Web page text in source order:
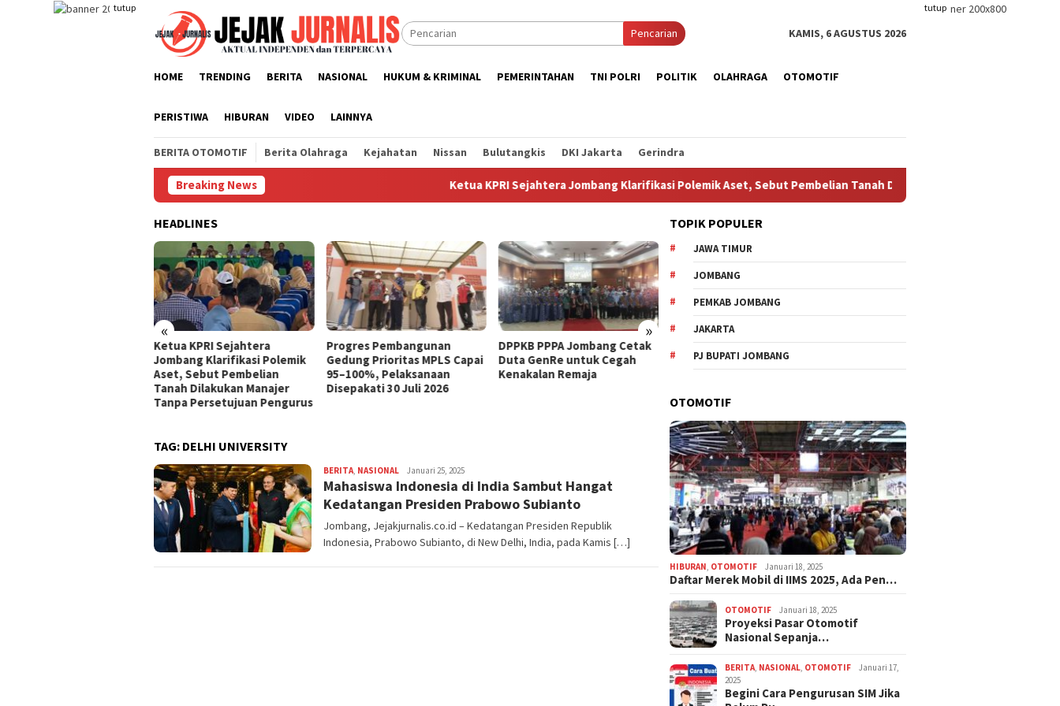
tutup tutup
Pencarian KAMIS, 6 AGUSTUS 2026
HOME TRENDING BERITA NASIONAL HUKUM & KRIMINAL PEMERINTAHAN TNI POLRI POLITIK OLAHRAGA OTOMOTIF
PERISTIWA HIBURAN VIDEO LAINNYA
BERITA OTOMOTIF Berita Olahraga Kejahatan Nissan Bulutangkis DKI Jakarta Gerindra
Breaking News Ketua KPRI Sejahtera Jombang Klarifikasi Polemik Aset, Sebut Pembelian Tanah Dilakukan Manajer Tanpa
HEADLINES
« »
Ketua KPRI Sejahtera
Jombang Klarifikasi Polemik
Aset, Sebut Pembelian
Tanah Dilakukan Manajer
Tanpa Persetujuan Pengurus
Progres Pembangunan
Gedung Prioritas MPLS Capai
95–100%, Pelaksanaan
Disepakati 30 Juli 2026
DPPKB PPPA Jombang Cetak
Duta GenRe untuk Cegah
Kenakalan Remaja
Pemkab Jombang Tegaskan
Insentif Pajak Bapenda
Berjalan Sesuai Aturan
Pencairan Kredit Sah, Bank
Status Debitur Ngatini di
TAG: DELHI UNIVERSITY
BERITA, NASIONAL adminjejak
Januari 25, 2025
Mahasiswa Indonesia di India Sambut Hangat
Kedatangan Presiden Prabowo Subianto
Jombang, Jejakjurnalis.co.id – Kedatangan Presiden Republik
Indonesia, Prabowo Subianto, di New Delhi, India, pada Kamis […]
TOPIK POPULER
JAWA TIMUR
JOMBANG
PEMKAB JOMBANG
JAKARTA
PJ BUPATI JOMBANG
OTOMOTIF
HIBURAN OTOMOTIF Januari 18, 2025
Daftar Merek Mobil di IIMS 2025, Ada Pen…
OTOMOTIF Januari 18, 2025
Proyeksi Pasar Otomotif
Nasional Sepanja…
BERITA NASIONAL OTOMOTIF
Januari 17,
2025
Begini Cara Pengurusan SIM Jika